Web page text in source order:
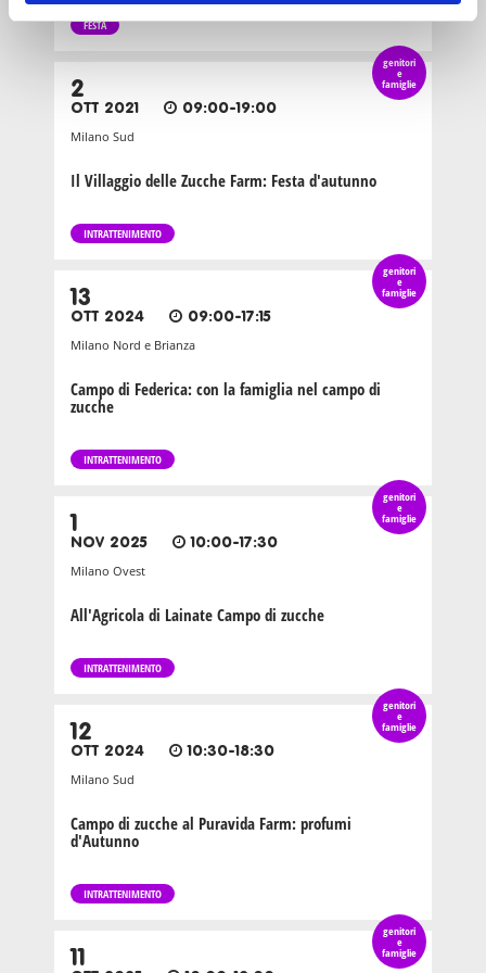
FESTA
genitori
e
famiglie
2
OTT 2021 09:00-19:00
Milano Sud
Il Villaggio delle Zucche Farm: Festa d'autunno
INTRATTENIMENTO
genitori
e
famiglie
13
OTT 2024 09:00-17:15
Milano Nord e Brianza
Campo di Federica: con la famiglia nel campo di
zucche
INTRATTENIMENTO
genitori
e
famiglie
1
NOV 2025 10:00-17:30
Milano Ovest
All'Agricola di Lainate Campo di zucche
INTRATTENIMENTO
genitori
e
famiglie
12
OTT 2024 10:30-18:30
Milano Sud
Campo di zucche al Puravida Farm: profumi
d'Autunno
INTRATTENIMENTO
genitori
e
famiglie
11